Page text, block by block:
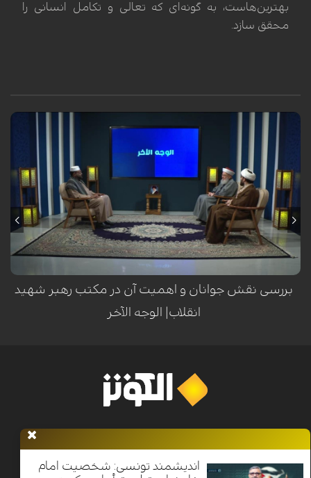
بهترین‌هاست، به گونه‌ای که تعالی و تکامل انسانی را
محقق سازد.
بررسی نقش جوانان و اهمیت آن در مکتب رهبر شهید
انقلاب| الوجه الآخر
اندیشمند تونسی: شخصیت امام
معرفی